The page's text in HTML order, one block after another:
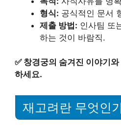
형식: 공식적인 문서
제출 방법: 인사팀 또
하는 것이 바람직.
✅ 창경궁의 숨겨진 이야기
하세요.
재고려란 무엇인